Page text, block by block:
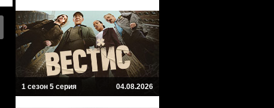
1 сезон 5 серия 04.08.2026